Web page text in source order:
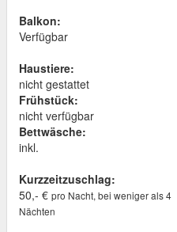
Balkon:
Verfügbar
Haustiere:
nicht gestattet
Frühstück:
nicht verfügbar
Bettwäsche:
inkl.
Kurzzeitzuschlag:
50,- € pro Nacht, bei weniger als 4
Nächten